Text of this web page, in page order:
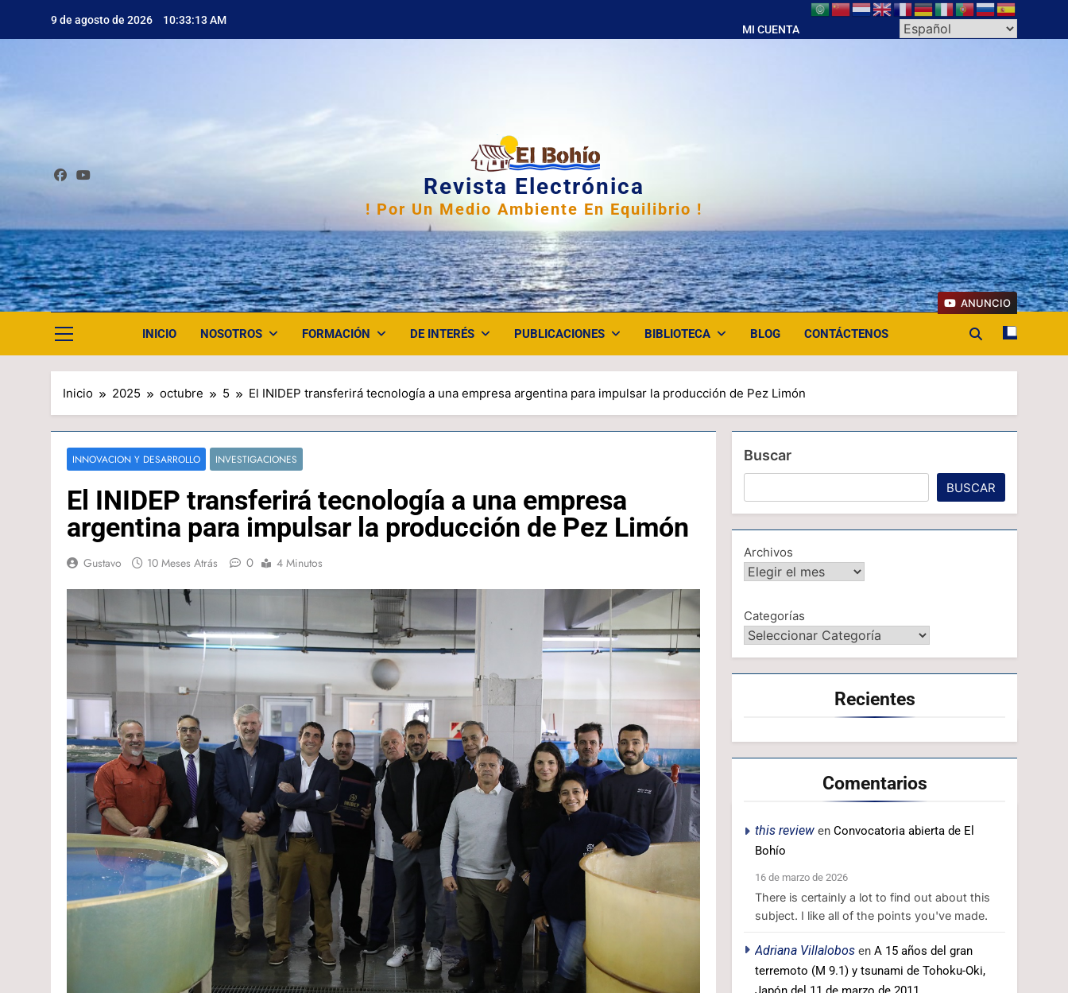
9 de agosto de 2026 10:33:15 AM
MI CUENTA
Revista Electrónica
! Por Un Medio Ambiente En Equilibrio !
INICIO NOSOTROS FORMACIÓN DE INTERÉS PUBLICACIONES BIBLIOTECA BLOG CONTÁCTENOS
ANUNCIO
Inicio 2025 octubre 5 El INIDEP transferirá tecnología a una empresa argentina para impulsar la producción de Pez Limón
INNOVACION Y DESARROLLO INVESTIGACIONES
El INIDEP transferirá tecnología a una empresa
argentina para impulsar la producción de Pez Limón
Gustavo 10 Meses Atrás 0 4 Minutos
Buscar
BUSCAR
Archivos
Categorías
Recientes
Comentarios
this review enConvocatoria abierta de El
Bohío
16 de marzo de 2026
There is certainly a lot to find out about this
subject. I like all of the points you've made.
Adriana Villalobos enA 15 años del gran
terremoto (M 9.1) y tsunami de Tohoku-Oki,